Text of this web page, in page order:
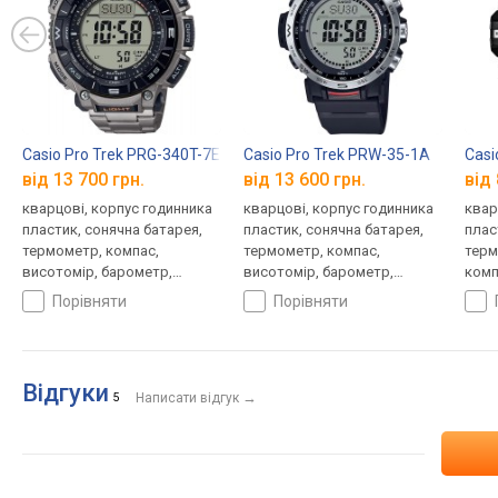
Casio Pro Trek PRG-340T-7E
від 13 700 грн.
кварцові, корпус годинника
пластик, сонячна батарея,
термометр, компас,
висотомір, барометр,
світовий час, ремінець:
браслет титан, WR 100,
порівняти
Casio Pro Trek PRW-35-1A
від 13 600 грн.
кварцові, корпус годинника
пластик, сонячна батарея,
термометр, компас,
висотомір, барометр,
світовий час, ремінець:
браслет пластик, WR 100,
порівняти
від
Відгуки 5 Написати відгук →